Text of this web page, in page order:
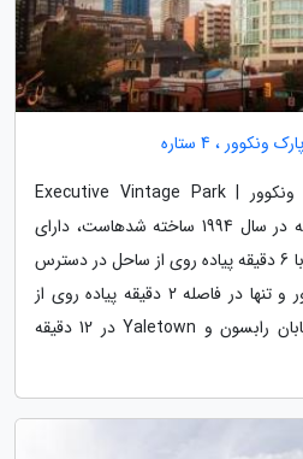
، 4 ستاره
هتل اکسکیوتیو وینتیج پارک ونکوور | Executive Vintage Park
Vancouver Hotelاین هتل که در سال 1994 ساخته شدهاست، دارای
124 اتاق در 18 طبقه می باشد، با 6 دقیقه پیاده روی از ساحل در دسترس
است، واقع در مرکز شهر ونکوور و تنها در فاصله 2 دقیقه پیاده روی از
سی وال قرار گرفته است. خیابان رابسون و Yaletown در 12 دقیقه